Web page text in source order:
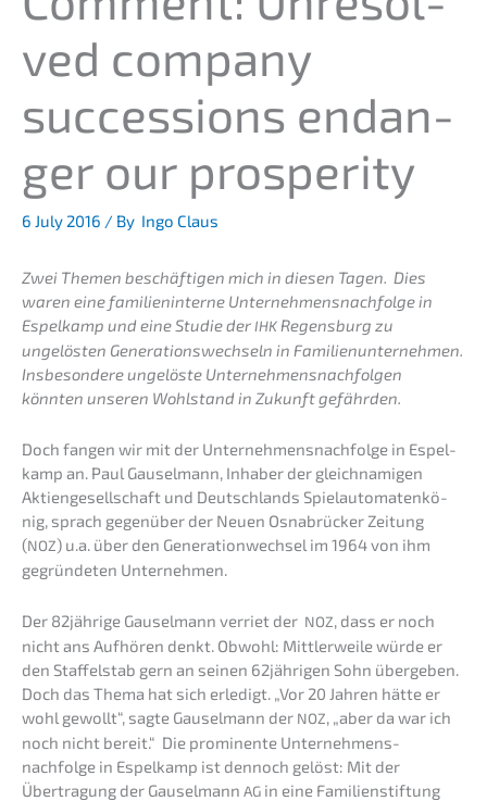
ved compa­ny
succes­si­ons endan­
ger our prosperity
6 July 2016 / By Ingo Claus
Zwei Themen beschäf­ti­gen mich in diesen Tagen. Dies
waren eine famili­en­in­ter­ne Unternehmens­nachfolge in
Espel­kamp und eine Studie derIHK Regens­burg zu
ungelös­ten Genera­ti­ons­wech­seln in Famili­en­un­ter­neh­men.
Insbe­son­de­re ungelös­te Unter­neh­mens­nach­fol­gen
könnten unseren Wohlstand in Zukunft gefährden.
Doch fangen wir mit der Unternehmens­nachfolge in Espel­
kamp an. Paul Gausel­mann, Inhaber der gleich­na­mi­gen
Aktien­ge­sell­schaft und Deutsch­lands Spiel­au­to­ma­ten­kö­
nig, sprach gegen­über der Neuen Osnabrü­cker Zeitung
(NOZ) u.a. über den Genera­ti­on­wech­sel im 1964 von ihm
gegrün­de­ten Unternehmen.
Der 82jährige Gausel­mann verriet der NOZ, dass er noch
nicht ans Aufhö­ren denkt. Obwohl: Mittler­wei­le würde er
den Staffel­stab gern an seinen 62jährigen Sohn überge­ben.
Doch das Thema hat sich erledigt. „Vor 20 Jahren hätte er
wohl gewollt“, sagte Gausel­mann der NOZ, „aber da war ich
noch nicht bereit.“ Die promi­nen­te Unternehmens­
nachfolge in Espel­kamp ist dennoch gelöst: Mit der
Übertra­gung der Gausel­mann AG in eine Famili­en­stif­tung